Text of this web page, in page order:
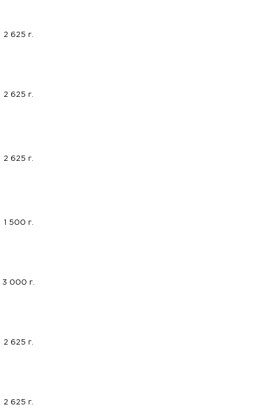
2 625 г.
2 625 г.
2 625 г.
1 500 г.
3 000 г.
2 625 г.
2 625 г.